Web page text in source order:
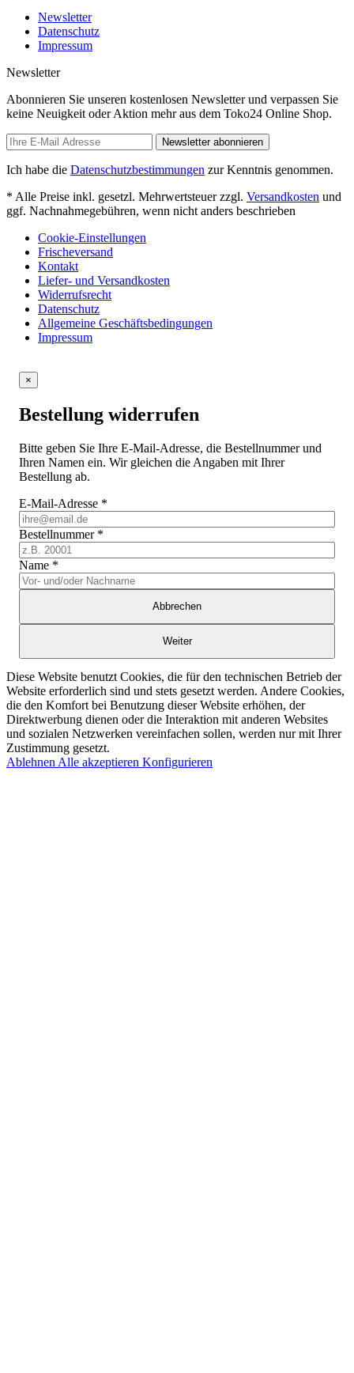
Newsletter
Datenschutz
Impressum
Newsletter
Abonnieren Sie unseren kostenlosen Newsletter und verpassen Sie
keine Neuigkeit oder Aktion mehr aus dem Toko24 Online Shop.
Newsletter abonnieren
Ich habe die Datenschutzbestimmungen zur Kenntnis genommen.
* Alle Preise inkl. gesetzl. Mehrwertsteuer zzgl. Versandkosten und
ggf. Nachnahmegebühren, wenn nicht anders beschrieben
Cookie-Einstellungen
Frischeversand
Kontakt
Liefer- und Versandkosten
Widerrufsrecht
Datenschutz
Allgemeine Geschäftsbedingungen
Impressum
×
Bestellung widerrufen
Bitte geben Sie Ihre E-Mail-Adresse, die Bestellnummer und
Ihren Namen ein. Wir gleichen die Angaben mit Ihrer
Bestellung ab.
E-Mail-Adresse *
Bestellnummer *
Name *
Abbrechen
Weiter
Diese Website benutzt Cookies, die für den technischen Betrieb der
Website erforderlich sind und stets gesetzt werden. Andere Cookies,
die den Komfort bei Benutzung dieser Website erhöhen, der
Direktwerbung dienen oder die Interaktion mit anderen Websites
und sozialen Netzwerken vereinfachen sollen, werden nur mit Ihrer
Zustimmung gesetzt.
Ablehnen Alle akzeptieren Konfigurieren